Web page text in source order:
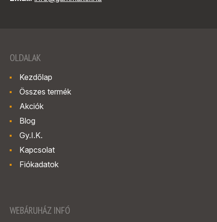
OLDALAK
Kezdőlap
Összes termék
Akciók
Blog
Gy.I.K.
Kapcsolat
Fiókadatok
WEBÁRUHÁZ INFÓ